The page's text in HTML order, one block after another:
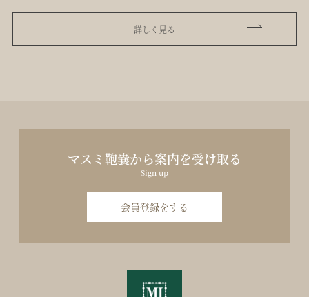
詳しく見る
マスミ鞄嚢から案内を受け取る
Sign up
会員登録をする